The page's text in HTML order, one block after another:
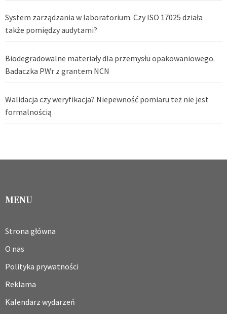
System zarządzania w laboratorium. Czy ISO 17025 działa
także pomiędzy audytami?
Biodegradowalne materiały dla przemysłu opakowaniowego.
Badaczka PWr z grantem NCN
Walidacja czy weryfikacja? Niepewność pomiaru też nie jest
formalnością
MENU
Strona główna
O nas
Polityka prywatności
Reklama
Kalendarz wydarzeń